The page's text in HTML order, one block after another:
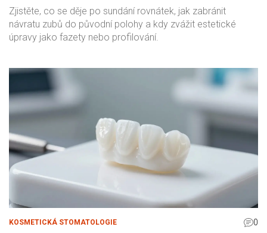
Zjistěte, co se děje po sundání rovnátek, jak zabránit
návratu zubů do původní polohy a kdy zvážit estetické
úpravy jako fazety nebo profilování.
KOSMETICKÁ STOMATOLOGIE 0